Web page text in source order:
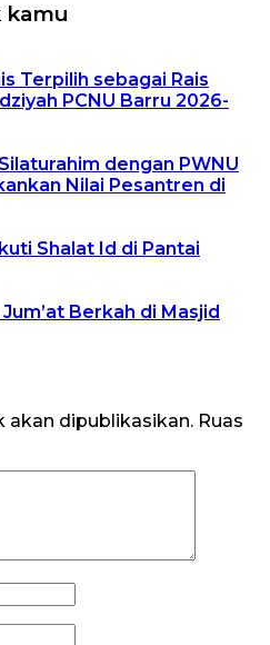
kamu
Terpilih sebagai Rais
PCNU Barru 2026-
dengan PWNU
Nilai Pesantren di
Shalat Id di Pantai
Berkah di Masjid
akan dipublikasikan. Ruas